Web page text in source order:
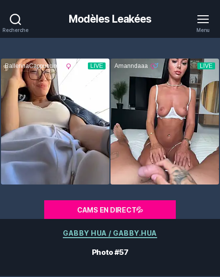
Recherche
Modèles Leakées
Menu
CAMS EN DIRECT💦
Catégories
GABBY HUA / GABBY.HUA
Photo #57